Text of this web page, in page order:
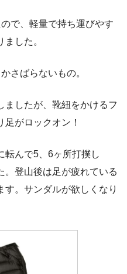
で、軽量で持ち運びやす
した。
さばらないもの。
ましたが、靴紐をかけるフ
がロックオン！
転んで5、6ヶ所打撲し
。登山後は足が疲れている
。サンダルが欲しくなり